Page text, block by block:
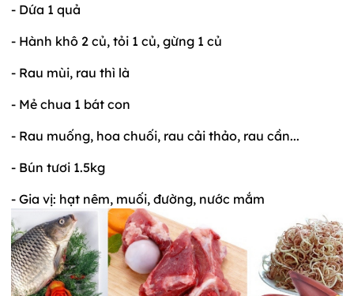
- Dứa 1 quả
- Hành khô 2 củ, tỏi 1 củ, gừng 1 củ
- Rau mùi, rau thì là
- Mẻ chua 1 bát con
- Rau muống, hoa chuối, rau cải thảo, rau cần...
- Bún tươi 1.5kg
- Gia vị: hạt nêm, muối, đường, nước mắm